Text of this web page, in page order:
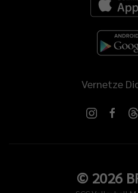
Vernetze
© 2026